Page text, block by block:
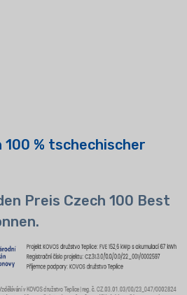
100 % tschechischer
Preis Czech 100 Best